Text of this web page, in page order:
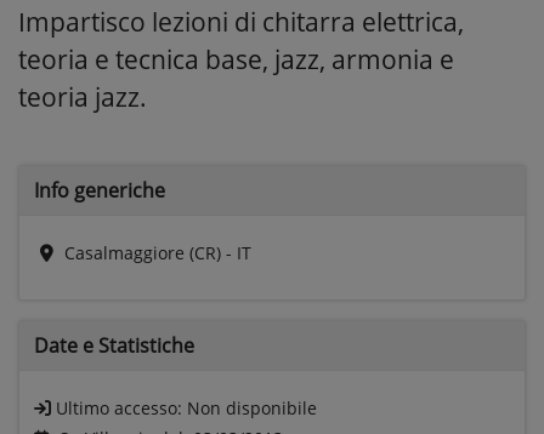
Impartisco lezioni di chitarra elettrica,
teoria e tecnica base, jazz, armonia e
teoria jazz.
Info generiche
Casalmaggiore (CR) - IT
Date e Statistiche
Ultimo accesso: Non disponibile